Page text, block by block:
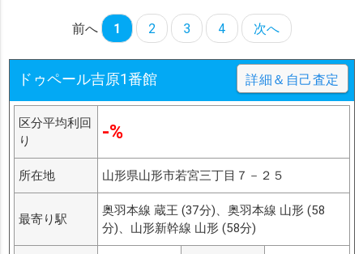
前へ 1 2 3 4 次へ
ドゥペール吉原1番館 詳細＆自己査定
区分平均利回
り
-%
所在地 山形県山形市若宮三丁目７－２５
最寄り駅
奥羽本線 蔵王 (37分)、奥羽本線 山形 (58
分)、山形新幹線 山形 (58分)